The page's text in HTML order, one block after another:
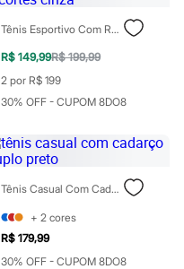
Tênis Esportivo Com Recortes Cinza
R$ 149,99R$ 199,99
2 por R$ 199
30% OFF - CUPOM 8DO8
Tênis Casual Com Cadarço Duplo Preto
+ 2 cores
R$ 179,99
30% OFF - CUPOM 8DO8